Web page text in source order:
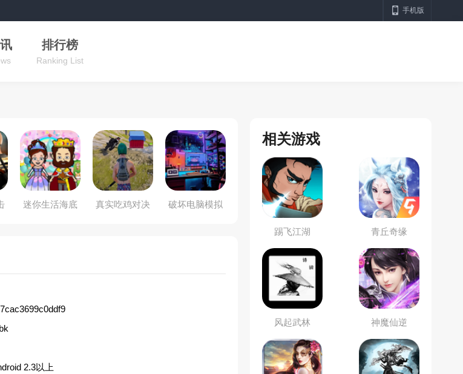
手机版
排行榜
Ranking List
迷你生活海底
真实吃鸡对决
破坏电脑模拟
2.3以上
相关游戏
踢飞江湖 青丘奇缘
风起武林 神魔仙逆